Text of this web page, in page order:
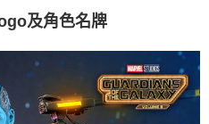
及角色名牌